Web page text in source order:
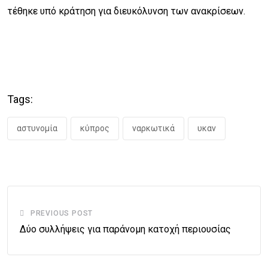
τέθηκε υπό κράτηση για διευκόλυνση των ανακρίσεων.
Tags:
αστυνομία κύπρος ναρκωτικά υκαν
PREVIOUS POST
Δύο συλλήψεις για παράνομη κατοχή περιουσίας